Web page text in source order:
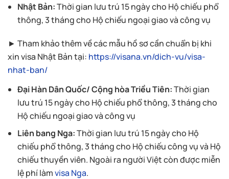
Nhật Bản:Thời gian lưu trú 15 ngày cho Hộ chiếu phổ
thông, 3 tháng cho Hộ chiếu ngoại giao và công vụ
► Tham khảo thêm về các mẫu hồ sơ cần chuẩn bị khi
xin visa Nhật Bản tại: https://visana.vn/dich-vu/visa-
nhat-ban/
Đại Hàn Dân Quốc/ Cộng hòa Triều Tiên:Thời gian
lưu trú 15 ngày cho Hộ chiếu phổ thông, 3 tháng cho
Hộ chiếu ngoại giao và công vụ
Liên bang Nga:Thời gian lưu trú 15 ngày cho Hộ
chiếu phổ thông, 3 tháng cho Hộ chiếu công vụ và Hộ
chiếu thuyền viên. Ngoài ra người Việt còn được miễn
lệ phí làmvisa Nga.